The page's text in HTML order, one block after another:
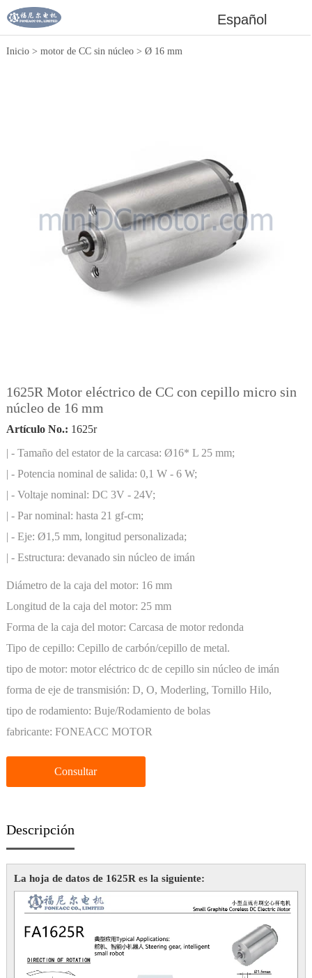
Español
Inicio> motor de CC sin núcleo> Ø 16 mm
1625R Motor eléctrico de CC con cepillo micro sin
núcleo de 16 mm
Artículo No.: 1625r
| - Tamaño del estator de la carcasa: Ø16* L 25 mm;
| - Potencia nominal de salida: 0,1 W - 6 W;
| - Voltaje nominal: DC 3V - 24V;
| - Par nominal: hasta 21 gf-cm;
| - Eje: Ø1,5 mm, longitud personalizada;
| - Estructura: devanado sin núcleo de imán
Diámetro de la caja del motor: 16 mm
Longitud de la caja del motor: 25 mm
Forma de la caja del motor: Carcasa de motor redonda
Tipo de cepillo: Cepillo de carbón/cepillo de metal.
tipo de motor: motor eléctrico dc de cepillo sin núcleo de imán
permanente
forma de eje de transmisión: D, O, Moderling, Tornillo Hilo,
Personalización
tipo de rodamiento: Buje/Rodamiento de bolas
fabricante: FONEACC MOTOR
Consultar
Descripción
La hoja de datos de 1625R es la siguiente: